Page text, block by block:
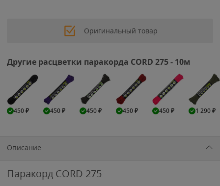
Оригинальный товар
Другие расцветки паракорда CORD 275 - 10м
450₽ 450₽ 450₽ 450₽ 450₽ 1 290₽
Описание
Паракорд CORD 275